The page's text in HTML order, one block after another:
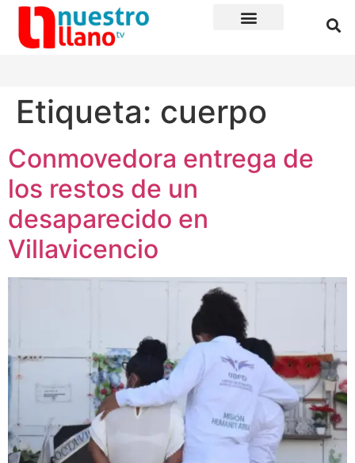
Etiqueta: cuerpo
Conmovedora entrega de
los restos de un
desaparecido en
Villavicencio